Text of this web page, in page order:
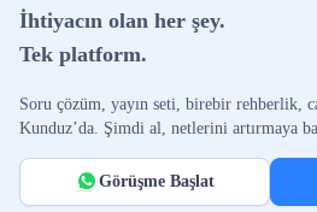
İhtiyacın olan her şey.
Tek platform.
Soru çözüm, yayın seti, birebir rehberlik,
Kunduz’da. Şimdi al, netlerini artırmaya
Görüşme Başlat